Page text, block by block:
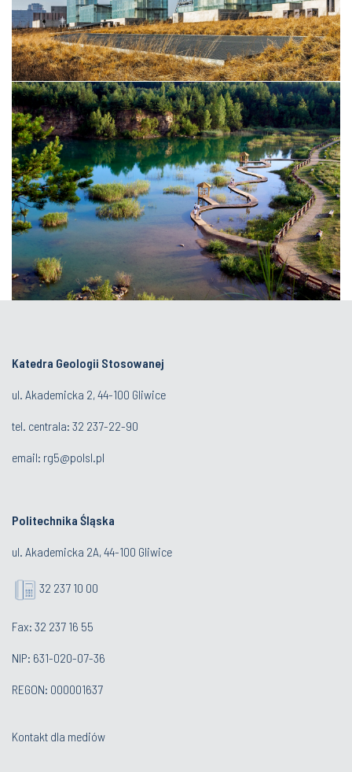
Katedra Geologii Stosowanej
ul. Akademicka 2, 44-100 Gliwice
tel. centrala: 32 237-22-90
email: rg5@polsl.pl
Politechnika Śląska
ul. Akademicka 2A, 44-100 Gliwice
32 237 10 00
Fax: 32 237 16 55
NIP: 631-020-07-36
REGON: 000001637
Kontakt dla mediów